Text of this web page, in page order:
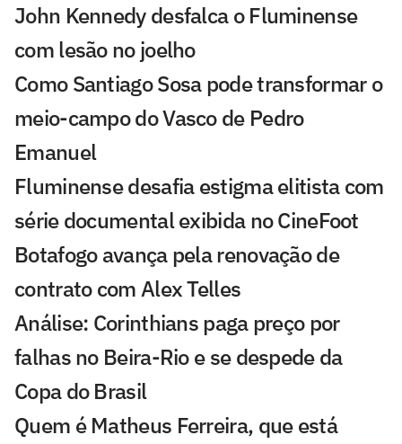
John Kennedy desfalca o Fluminense
com lesão no joelho
Como Santiago Sosa pode transformar o
meio-campo do Vasco de Pedro
Emanuel
Fluminense desafia estigma elitista com
série documental exibida no CineFoot
Botafogo avança pela renovação de
contrato com Alex Telles
Análise: Corinthians paga preço por
falhas no Beira-Rio e se despede da
Copa do Brasil
Quem é Matheus Ferreira, que está